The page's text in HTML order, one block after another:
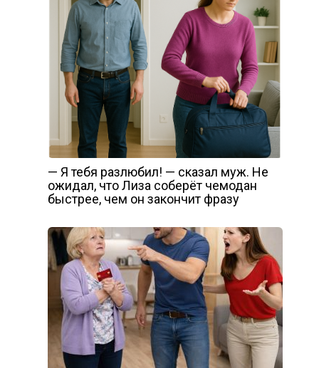
— Я тебя разлюбил! — сказал муж. Не
ожидал, что Лиза соберёт чемодан
быстрее, чем он закончит фразу